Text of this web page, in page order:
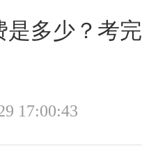
是多少？考完
17:00:43